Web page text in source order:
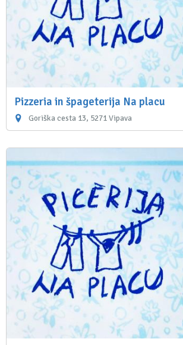
Pizzeria in špageterija Na placu
Goriška cesta 13, 5271 Vipava